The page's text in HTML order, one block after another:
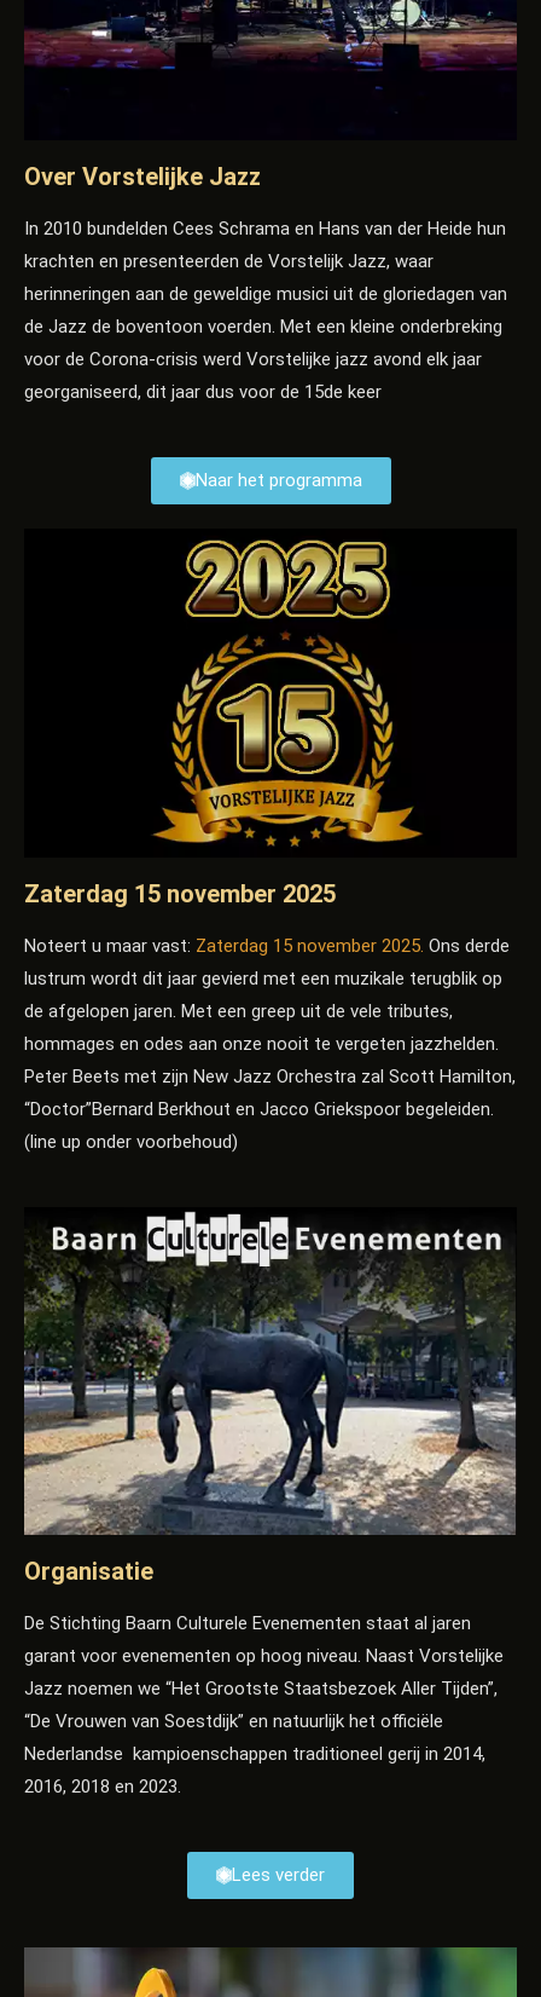
Over Vorstelijke Jazz
In 2010 bundelden Cees Schrama en Hans van der Heide hun
krachten en presenteerden de Vorstelijk Jazz, waar
herinneringen aan de geweldige musici uit de gloriedagen van
de Jazz de boventoon voerden. Met een kleine onderbreking
voor de Corona-crisis werd Vorstelijke jazz avond elk jaar
georganiseerd, dit jaar dus voor de 15de keer
Naar het programma
Zaterdag 15 november 2025
Noteert u maar vast: Zaterdag 15 november 2025. Ons derde
lustrum wordt dit jaar gevierd met een muzikale terugblik op
de afgelopen jaren. Met een greep uit de vele tributes,
hommages en odes aan onze nooit te vergeten jazzhelden.
Peter Beets met zijn New Jazz Orchestra zal Scott Hamilton,
“Doctor”Bernard Berkhout en Jacco Griekspoor begeleiden.
(line up onder voorbehoud)
Organisatie
De Stichting Baarn Culturele Evenementen staat al jaren
garant voor evenementen op hoog niveau. Naast Vorstelijke
Jazz noemen we “Het Grootste Staatsbezoek Aller Tijden”,
“De Vrouwen van Soestdijk” en natuurlijk het officiële
Nederlandse kampioenschappen traditioneel gerij in 2014,
2016, 2018 en 2023.
Lees verder